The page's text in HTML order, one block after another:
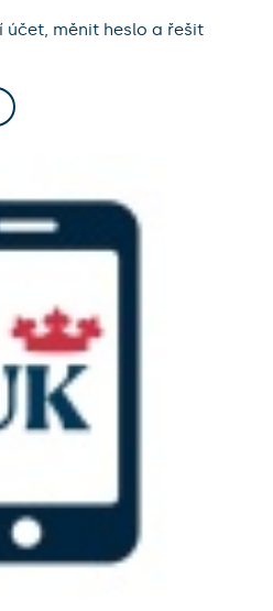
měnit heslo a řešit